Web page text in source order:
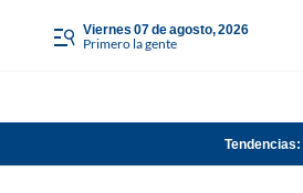
viernes 07 de agosto, 2026
Primero la gente
Tendencias: